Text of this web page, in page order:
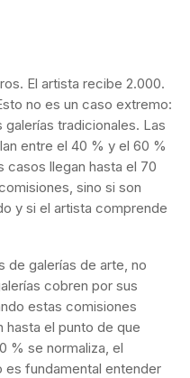
El artista recibe 2.000.
no es un caso extremo:
galerías tradicionales. Las
entre el 40 % y el 60 %
casos llegan hasta el 70
sino si son
y si el artista comprende
de galerías de arte, no
cobren por sus
estas comisiones
hasta el punto de que
% se normaliza, el
fundamental entender